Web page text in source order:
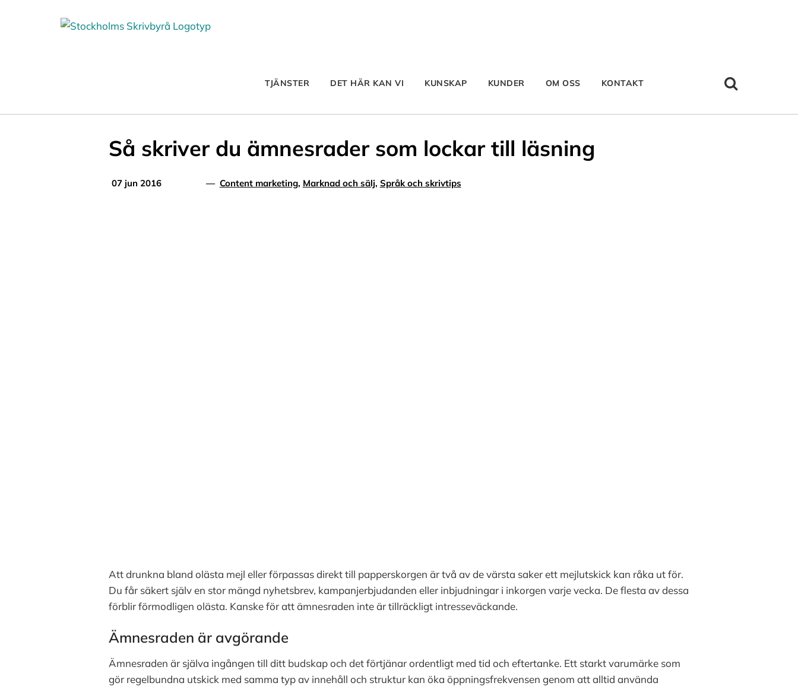
TJÄNSTER DET HÄR KAN VI KUNSKAP KUNDER OM OSS KONTAKT
Så skriver du ämnesrader som lockar till läsning
07 jun 2016 — Content marketing, Marknad och sälj, Språk och skrivtips
Att drunkna bland olästa mejl eller förpassas direkt till papperskorgen är två av de värsta saker ett mejlutskick kan råka ut för.
Du får säkert själv en stor mängd nyhetsbrev, kampanjerbjudanden eller inbjudningar i inkorgen varje vecka. De flesta av dessa
förblir förmodligen olästa. Kanske för att ämnesraden inte är tillräckligt intresseväckande.
Ämnesraden är avgörande
Ämnesraden är själva ingången till ditt budskap och det förtjänar ordentligt med tid och eftertanke. Ett starkt varumärke som
gör regelbundna utskick med samma typ av innehåll och struktur kan öka öppningsfrekvensen genom att alltid använda